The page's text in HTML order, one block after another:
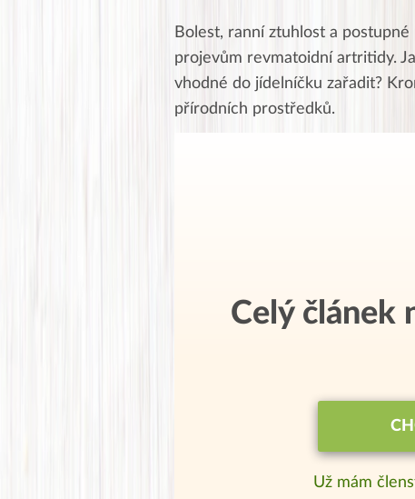
Bolest, ranní ztuhlost a
projevům revmatoidní artritidy.
vhodné do jídelníčku zařadit?
přírodních prostředků.
Celý článek
Už mám